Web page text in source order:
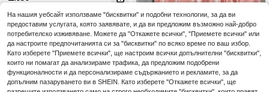
ижа за косата през нощта
1 други продавачи
3 бр. водоустойчива двуслойна ш
апка за душ с панделка, двуслойн
а банска шапка за жени, водоуст
ойчива и влагозащитна за къпане
и душ, еластична шапка за душ, п
3.88€ -1% 3.95€
На нашия уебсайт използваме "бисквитки" и подобни технологии, за да ви
предоставим услугата, която заявявате, и да ви предложим възможно най-добро
потребителско изживяване. Можете да "Откажете всички", "Приемете всички" или
да настроите предпочитанията си за "бисквитки" по всяко време по ваш избор.
Като изберете "Приемете всички", ще настроим всички допълнителни "бисквитки",
които ни помагат да анализираме трафика, да предложим подобрени
функционалности и да персонализираме съдържанието и рекламите, за да
допълним пазаруването ви в SHEIN. Като изберете "Откажете всички", ще